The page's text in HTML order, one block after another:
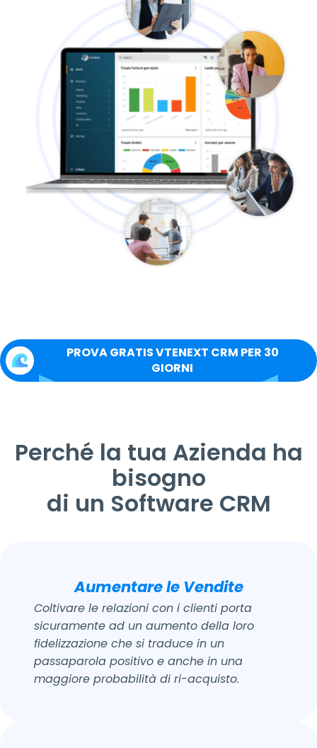
PROVA GRATIS VTENEXT CRM PER 30
GIORNI
Perché la tua Azienda ha
bisogno
di un Software CRM
Aumentare le Vendite
Coltivare le relazioni con i clienti porta
sicuramente ad un aumento della loro
fidelizzazione che si traduce in un
passaparola positivo e anche in una
maggiore probabilità di ri-acquisto.